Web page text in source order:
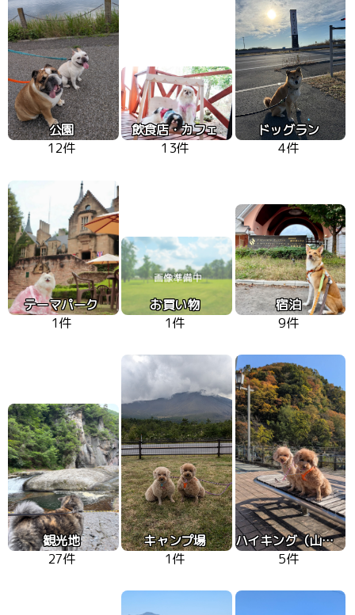
公園
12件
飲食店・カフェ
13件
ドッグラン
4件
テーマパーク
1件
お買い物
1件
宿泊
9件
観光地
27件
キャンプ場
1件
ハイキング（山、高原）
5件